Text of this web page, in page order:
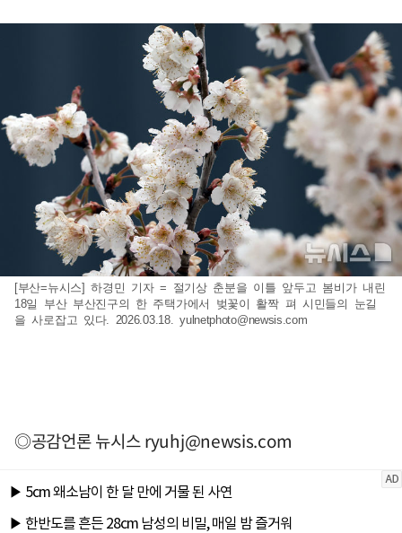
[부산=뉴시스] 하경민 기자 = 절기상 춘분을 이틀 앞두고 봄비가 내린
18일 부산 부산진구의 한 주택가에서 벚꽃이 활짝 펴 시민들의 눈길
을 사로잡고 있다. 2026.03.18.yulnetphoto@newsis.com
◎공감언론 뉴시스ryuhj@newsis.com